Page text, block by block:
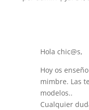
Hola chic@s,
Hoy os
mimbre. Las
modelos..
Cualquier